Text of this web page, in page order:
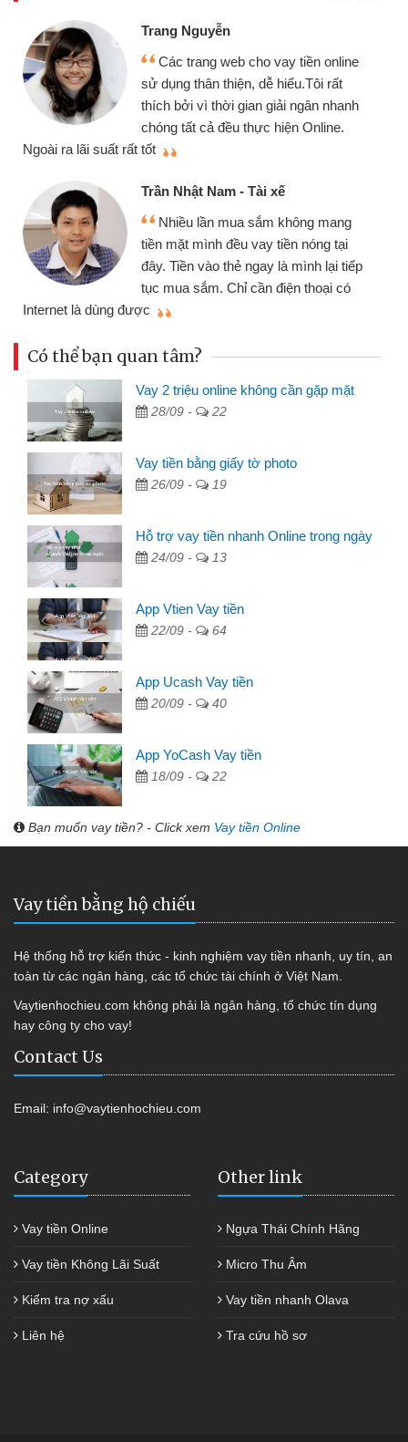
Trang Nguyễn
Các trang web cho vay tiền online
sử dụng thân thiện, dễ hiểu.Tôi rất
thích bởi vì thời gian giải ngân nhanh
chóng tất cả đều thực hiện Online.
Ngoài ra lãi suất rất tốt
Trần Nhật Nam - Tài xế
Nhiều lần mua sắm không mang
tiền mặt mình đều vay tiền nóng tại
đây. Tiền vào thẻ ngay là mình lại tiếp
tục mua sắm. Chỉ cần điện thoại có
Internet là dùng được
Có thể bạn quan tâm?
Vay 2 triệu online không cần gặp mặt
28/09 - 22
Vay tiền bằng giấy tờ photo
26/09 - 19
Hỗ trợ vay tiền nhanh Online trong ngày
24/09 - 13
App Vtien Vay tiền
22/09 - 64
App Ucash Vay tiền
20/09 - 40
App YoCash Vay tiền
18/09 - 22
Bạn muốn vay tiền? - Click xem Vay tiền Online
Vay tiền bằng hộ chiếu
Hệ thống hỗ trợ kiến thức - kinh nghiệm vay tiền nhanh, uy tín, an
toàn từ các ngân hàng, các tổ chức tài chính ở Việt Nam.
Vaytienhochieu.com không phải là ngân hàng, tổ chức tín dụng
hay công ty cho vay!
Contact Us
Email: info@vaytienhochieu.com
Category
Vay tiền Online
Vay tiền Không Lãi Suất
Kiểm tra nợ xấu
Liên hệ
Other link
Ngựa Thái Chính Hãng
Micro Thu Âm
Vay tiền nhanh Olava
Tra cứu hồ sơ